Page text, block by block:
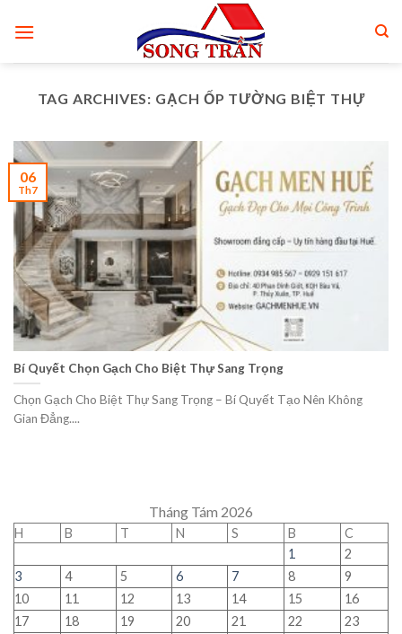
TAG ARCHIVES: GẠCH ỐP TƯỜNG BIỆT THỰ
Bí Quyết Chọn Gạch Cho Biệt Thự Sang Trọng
Chọn Gạch Cho Biệt Thự Sang Trọng – Bí Quyết Tạo Nên Không
Gian Đẳng....
06
Th7
Tháng Tám 2026
H B T N S B
C
1
2
3
4 5 6 7 8
9
10
11 12 13 14 15
16
17
18 19 20 21 22
23